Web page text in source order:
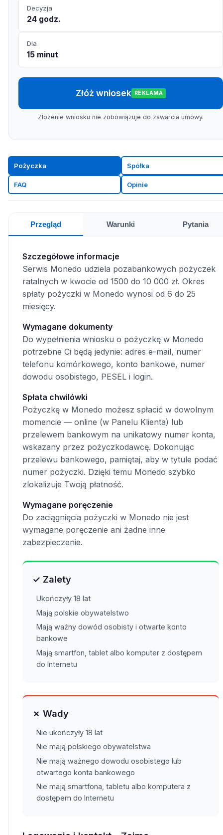
Decyzja
24 godz.
Dla
15 minut
Złóż wniosek REKLAMA
Złożenie wniosku nie zobowiązuje do zawarcia umowy.
Pożyczka Spółka
FAQ Opinie
Przegląd Warunki Pytania
Szczegółowe informacje
Serwis Monedo udziela pozabankowych pożyczek
ratalnych w kwocie od 1500 do 10 000 zł. Okres
spłaty pożyczki w Monedo wynosi od 6 do 25
miesięcy.
Wymagane dokumenty
Do wypełnienia wniosku o pożyczkę w Monedo
potrzebne Ci będą jedynie: adres e-mail, numer
telefonu komórkowego, konto bankowe, numer
dowodu osobistego, PESEL i login.
Spłata chwilówki
Pożyczkę w Monedo możesz spłacić w dowolnym
momencie — online (w Panelu Klienta) lub
przelewem bankowym na unikatowy numer konta,
wskazany przez pożyczkodawcę. Dokonując
przelewu bankowego, pamiętaj, aby w tytule podać
numer pożyczki. Dzięki temu Monedo szybko
zlokalizuje Twoją płatność.
Wymagane poręczenie
Do zaciągnięcia pożyczki w Monedo nie jest
wymagane poręczenie ani żadne inne
zabezpieczenie.
✓ Zalety
Ukończyły 18 lat
Mają polskie obywatelstwo
Mają ważny dowód osobisty i otwarte konto
bankowe
Mają smartfon, tablet albo komputer z dostępem
do Internetu
✗ Wady
Nie ukończyły 18 lat
Nie mają polskiego obywatelstwa
Nie mają ważnego dowodu osobistego lub
otwartego konta bankowego
Nie mają smartfona, tabletu albo komputera z
dostępem do Internetu